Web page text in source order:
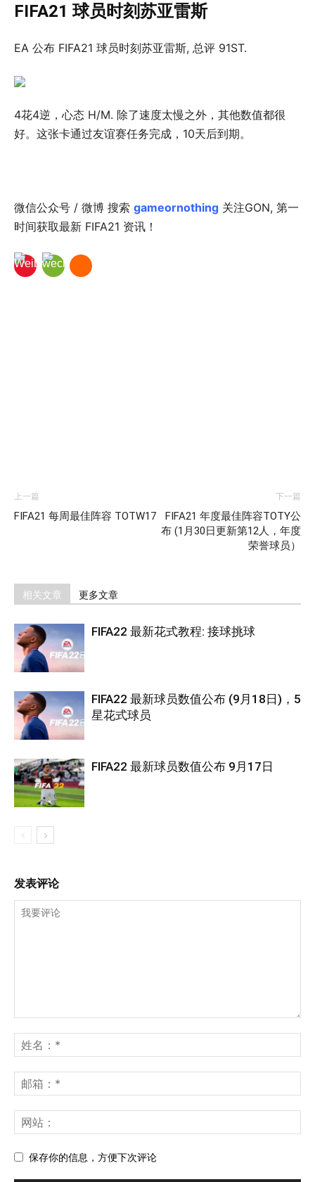
FIFA21 球员时刻苏亚雷斯
EA 公布 FIFA21 球员时刻苏亚雷斯, 总评 91ST.
4花4逆，心态 H/M. 除了速度太慢之外，其他数值都很
好。这张卡通过友谊赛任务完成，10天后到期。
微信公众号 / 微博 搜索 gameornothing 关注GON, 第一
时间获取最新 FIFA21 资讯！
上一篇
FIFA21 每周最佳阵容 TOTW17
下一篇
FIFA21 年度最佳阵容TOTY公
布 (1月30日更新第12人，年度
荣誉球员）
相关文章 更多文章
FIFA22 最新花式教程: 接球挑球
FIFA22 最新球员数值公布 (9月18日)，5
星花式球员
FIFA22 最新球员数值公布 9月17日
发表评论
保存你的信息，方便下次评论